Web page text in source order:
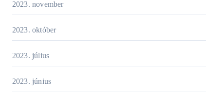
2023. november
2023. október
2023. július
2023. június